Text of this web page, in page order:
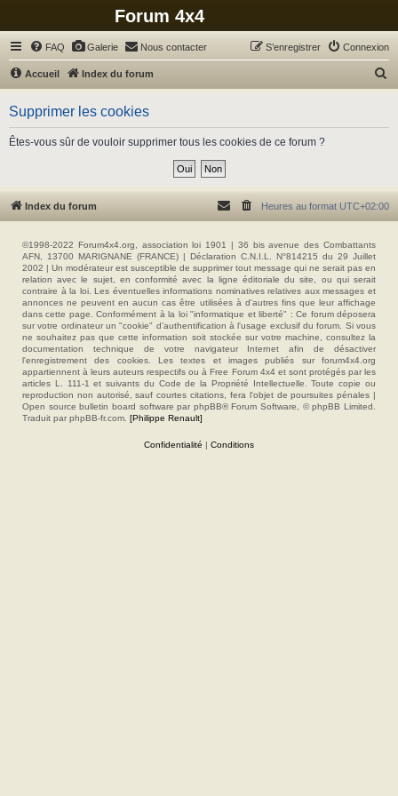
Forum 4x4
FAQ Galerie Nous contacter Connexion
S’enregistrer
Accueil Index du forum
h
Supprimer les cookies
Êtes-vous sûr de vouloir supprimer tous les cookies de ce forum ?
Index du forum Heures au format UTC+02:00
©1998-2022 Forum4x4.org, association loi 1901 | 36 bis avenue des Combattants
AFN, 13700 MARIGNANE (FRANCE) | Déclaration C.N.I.L. N°814215 du 29 Juillet
2002 | Un modérateur est susceptible de supprimer tout message qui ne serait pas en
relation avec le sujet, en conformité avec la ligne éditoriale du site, ou qui serait
contraire à la loi. Les éventuelles informations nominatives relatives aux messages et
annonces ne peuvent en aucun cas être utilisées à d'autres fins que leur affichage
dans cette page. Conformément à la loi "informatique et liberté" : Ce forum déposera
sur votre ordinateur un "cookie" d’authentification à l'usage exclusif du forum. Si vous
ne souhaitez pas que cette information soit stockée sur votre machine, consultez la
documentation technique de votre navigateur Internet afin de désactiver
l'enregistrement des cookies. Les textes et images publiés sur forum4x4.org
appartiennent à leurs auteurs respectifs ou à Free Forum 4x4 et sont protégés par les
articles L. 111-1 et suivants du Code de la Propriété Intellectuelle. Toute copie ou
reproduction non autorisé, sauf courtes citations, fera l'objet de poursuites pénales |
Open source bulletin board software par phpBB® Forum Software, © phpBB Limited.
Traduit par phpBB-fr.com. [Philippe Renault]
Confidentialité | Conditions